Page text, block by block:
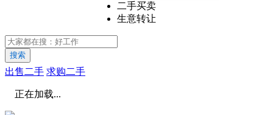
二手买卖
生意转让
搜索
出售二手 求购二手
正在加载...